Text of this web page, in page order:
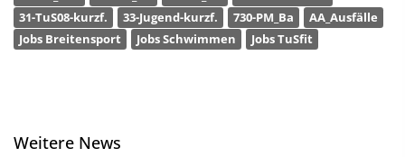
31-TuS08-kurzf.
33-Jugend-kurzf. 730-PM_Ba
AA_Ausfälle
Jobs Breitensport
Jobs Schwimmen Jobs TuSfit
Weitere News